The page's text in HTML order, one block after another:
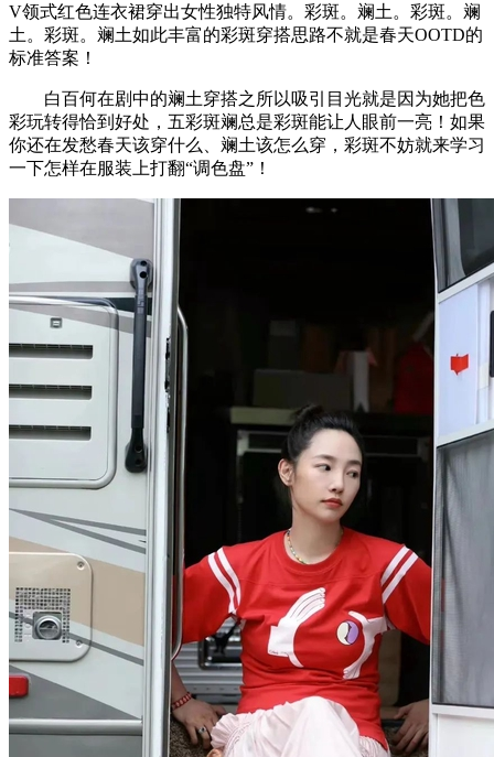
V领式红色连衣裙穿出女性独特风情。彩斑。斓土。彩斑。斓
土。彩斑。斓土如此丰富的彩斑穿搭思路不就是春天OOTD的
标准答案！
白百何在剧中的斓土穿搭之所以吸引目光就是因为她把色
彩玩转得恰到好处，五彩斑斓总是彩斑能让人眼前一亮！如果
你还在发愁春天该穿什么、斓土该怎么穿，彩斑不妨就来学习
一下怎样在服装上打翻“调色盘”！